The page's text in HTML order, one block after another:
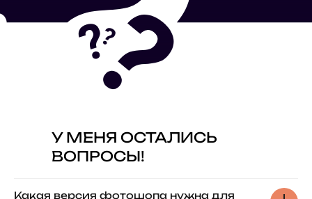
У МЕНЯ ОСТАЛИСЬ
ВОПРОСЫ!
Какая версия фотошопа нужна для